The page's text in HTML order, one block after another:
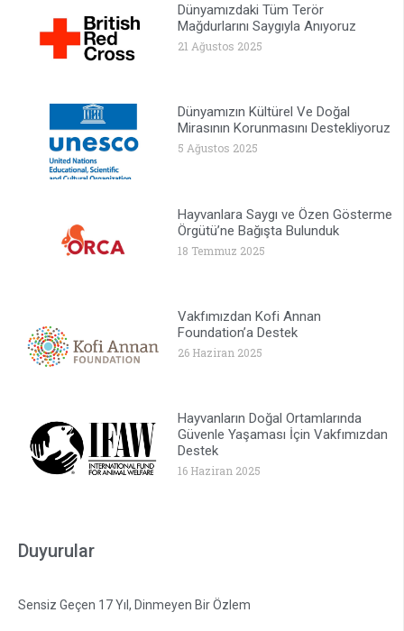
Dünyamızdaki Tüm Terör
Mağdurlarını Saygıyla Anıyoruz
21 Ağustos 2025
Dünyamızın Kültürel Ve Doğal
Mirasının Korunmasını Destekliyoruz
5 Ağustos 2025
Hayvanlara Saygı ve Özen Gösterme
Örgütü’ne Bağışta Bulunduk
18 Temmuz 2025
Vakfımızdan Kofi Annan
Foundation’a Destek
26 Haziran 2025
Hayvanların Doğal Ortamlarında
Güvenle Yaşaması İçin Vakfımızdan
Destek
16 Haziran 2025
Duyurular
Sensiz Geçen 17 Yıl, Dinmeyen Bir Özlem